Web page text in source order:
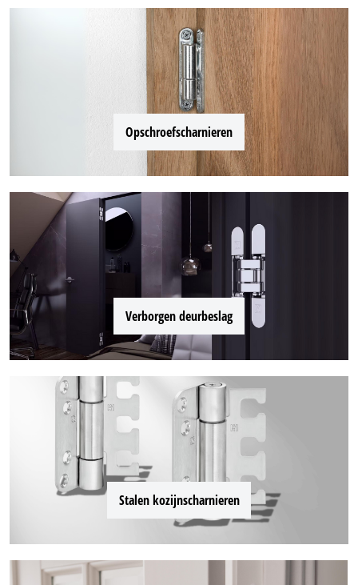
Opschroefscharnieren
Verborgen deurbeslag
Stalen kozijnscharnieren